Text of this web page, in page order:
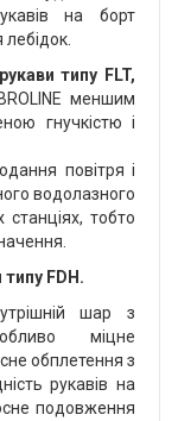
на борт
типу FLT,
меншим
гнучкістю і
повітря і
водолазного
тобто
типу FDH.
шар з
міцне
обплетення з
рукавів на
подовження